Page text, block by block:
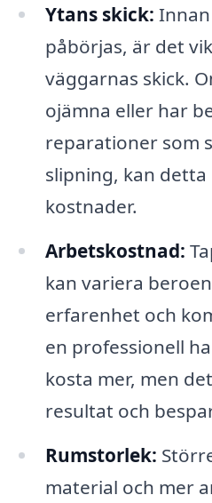
Ytans skick:
påbörjas, är det
väggarnas skick.
ojämna eller har
reparationer som
slipning, kan
kostnader.
Arbetskostnad:
kan variera
erfarenhet och
en professionell
kosta mer, men
resultat och
Rumstorlek:
material och mer